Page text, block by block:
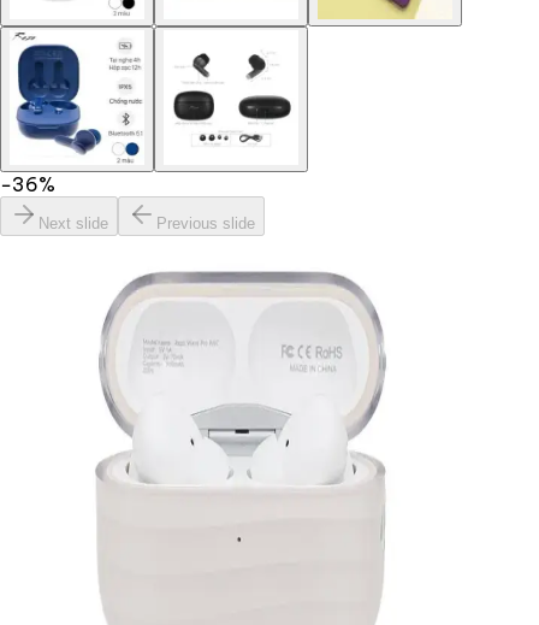
−36%
Next slide Previous slide